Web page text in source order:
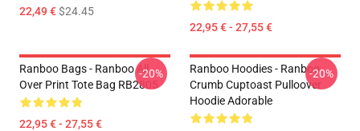
22,49 €$24.45
22,95 € - 27,55 €
Ranboo Bags - Ranboo All
Over Print Tote Bag RB2805
22,95 € - 27,55 €
-20%
Ranboo Hoodies - Ranboo
Crumb Cuptoast Pulloover
Hoodie Adorable
-20%